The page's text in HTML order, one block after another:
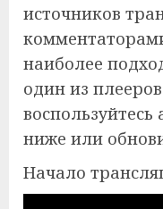
источников
наиболее
один из
ниже или
Начало